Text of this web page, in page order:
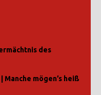
des
Manche mögen’s heiß